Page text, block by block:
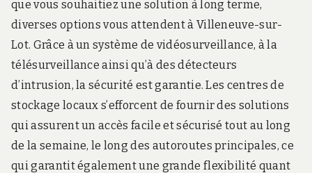
que vous souhaitiez une solution à long terme,
diverses options vous attendent à Villeneuve-sur-
Lot. Grâce à un système de vidéosurveillance, à la
télésurveillance ainsi qu’à des détecteurs
d’intrusion, la sécurité est garantie. Les centres de
stockage locaux s’efforcent de fournir des solutions
qui assurent un accès facile et sécurisé tout au long
de la semaine, le long des autoroutes principales, ce
qui garantit également une grande flexibilité quant